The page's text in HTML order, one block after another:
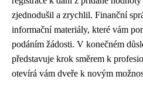
zjednodušil a zrychlil. Finanční
informační materiály, které vám
podáním žádosti. V konečném
představuje krok směrem k
otevírá vám dveře k novým